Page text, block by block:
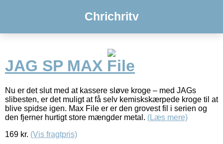
Chrichritv
JAG SP MAX File
Nu er det slut med at kassere sløve kroge – med JAGs
slibesten, er det muligt at få selv kemiskskærpede kroge til at
blive spidse igen. Max File er er den grovest fil i serien og
den fjerner hurtigt store mængder metal. (Læs mere)
169 kr. (Vis fragtpris)